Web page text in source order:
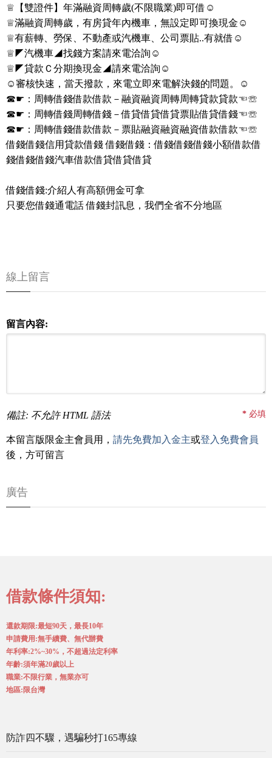
♕【雙證件】年滿融資周轉歲(不限職業)即可借☺
♕滿融資周轉歲，有房貸年內機車，無設定即可換現金☺
♕有薪轉、勞保、不動產或汽機車、公司票貼..有就借☺
♕◤汽機車◢找錢方案請來電洽詢☺
♕◤貸款Ｃ分期換現金◢請來電洽詢☺
☺審核快速，當天撥款，來電立即來電解決錢的問題。☺
☎☛：周轉借錢借款借款－融資融資周轉周轉貸款貸款☜☏
☎☛：周轉借錢周轉借錢－借貸借貸借貸票貼借貸借錢☜☏
☎☛：周轉借錢借款借款－票貼融資融資融資借款借款☜☏
借錢借錢信用貸款借錢 借錢借錢：借錢借錢借錢小額借款借
錢借錢借錢汽車借款借貸借貸借貸
借錢借錢:介紹人有高額佣金可拿
只要您借錢通電話 借錢封訊息，我們全省不分地區
線上留言
留言內容:
備註: 不允許 HTML 語法 * 必填
本留言版限金主會員用， 請先免費加入金主或登入免費會員
後，方可留言
廣告
借款條件須知:
還款期限:最短90天，最長10年
申請費用:無手續費、無代辦費
年利率:2%~30%，不超過法定利率
年齡:須年滿20歲以上
職業:不限行業，無業亦可
地區:限台灣
防詐四不驟，遇騙秒打165專線